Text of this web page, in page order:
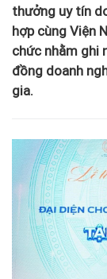
thưởng uy tín
hợp cùng Viện
chức nhằm ghi
đồng doanh
gia.